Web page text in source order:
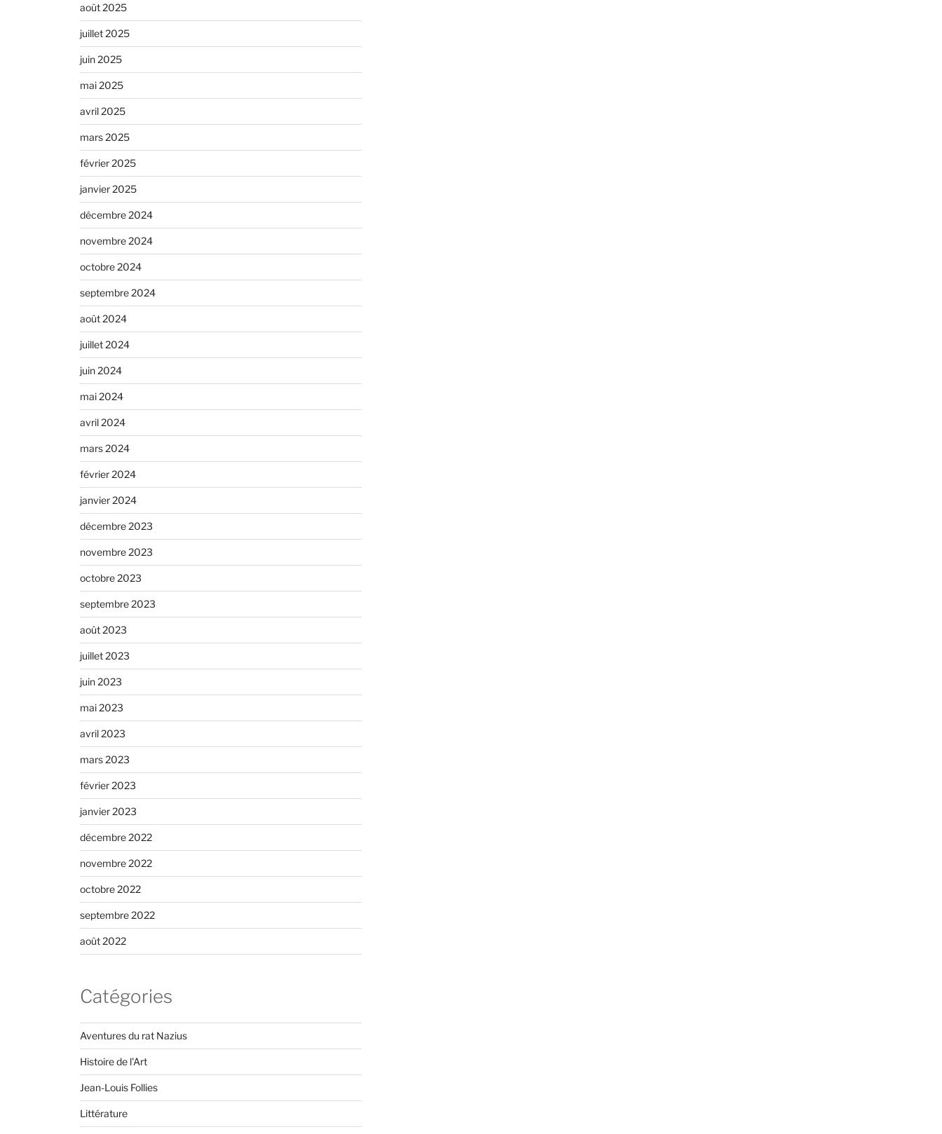
août 2025
juillet 2025
juin 2025
mai 2025
avril 2025
mars 2025
février 2025
janvier 2025
décembre 2024
novembre 2024
octobre 2024
septembre 2024
août 2024
juillet 2024
juin 2024
mai 2024
avril 2024
mars 2024
février 2024
janvier 2024
décembre 2023
novembre 2023
octobre 2023
septembre 2023
août 2023
juillet 2023
juin 2023
mai 2023
avril 2023
mars 2023
février 2023
janvier 2023
décembre 2022
novembre 2022
octobre 2022
septembre 2022
août 2022
Catégories
Aventures du rat Nazius
Histoire de l'Art
Jean-Louis Follies
Littérature